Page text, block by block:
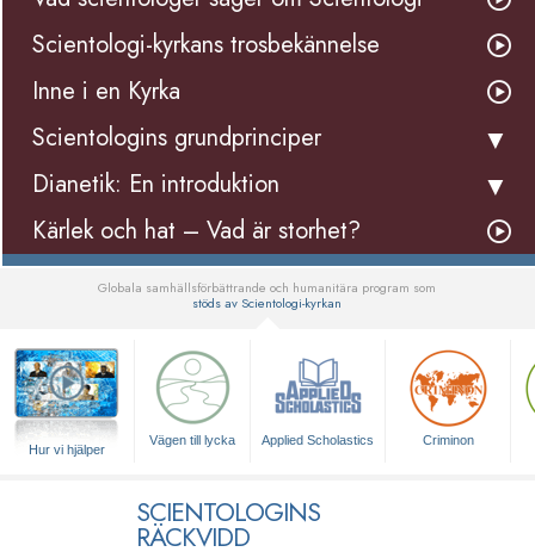
Scientologi-kyrkans trosbekännelse
Inne i en Kyrka
Scientologins grundprinciper
Dianetik: En introduktion
Kärlek och hat – Vad är storhet?
Globala samhällsförbättrande och humanitära program som
stöds av Scientologi-kyrkan
Hur vi hjälper
Vägen till lycka Applied Scholastics Criminon
SCIENTOLOGINS
RÄCKVIDD